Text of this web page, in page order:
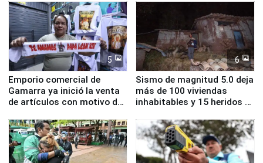
educación, salud y empleo
5
Emporio comercial de
Gamarra ya inició la venta
de artículos con motivo de
6
Sismo de magnitud 5.0 deja
más de 100 viviendas
inhabitables y 15 heridos en